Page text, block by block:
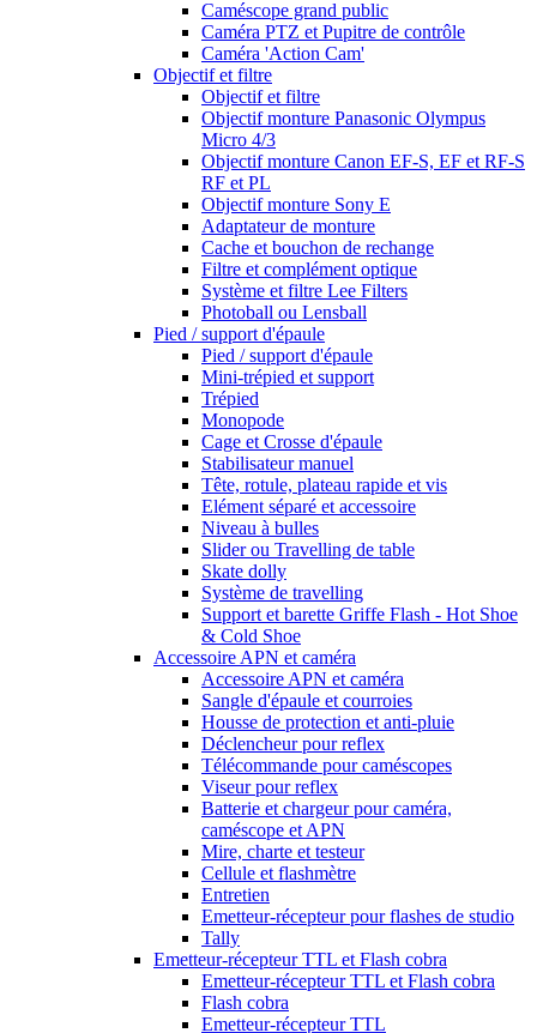
Caméscope grand public
Caméra PTZ et Pupitre de contrôle
Caméra 'Action Cam'
Objectif et filtre
Objectif et filtre
Objectif monture Panasonic Olympus
Micro 4/3
Objectif monture Canon EF-S, EF et RF-S
RF et PL
Objectif monture Sony E
Adaptateur de monture
Cache et bouchon de rechange
Filtre et complément optique
Système et filtre Lee Filters
Photoball ou Lensball
Pied / support d'épaule
Pied / support d'épaule
Mini-trépied et support
Trépied
Monopode
Cage et Crosse d'épaule
Stabilisateur manuel
Tête, rotule, plateau rapide et vis
Elément séparé et accessoire
Niveau à bulles
Slider ou Travelling de table
Skate dolly
Système de travelling
Support et barette Griffe Flash - Hot Shoe
& Cold Shoe
Accessoire APN et caméra
Accessoire APN et caméra
Sangle d'épaule et courroies
Housse de protection et anti-pluie
Déclencheur pour reflex
Télécommande pour caméscopes
Viseur pour reflex
Batterie et chargeur pour caméra,
caméscope et APN
Mire, charte et testeur
Cellule et flashmètre
Entretien
Emetteur-récepteur pour flashes de studio
Tally
Emetteur-récepteur TTL et Flash cobra
Emetteur-récepteur TTL et Flash cobra
Flash cobra
Emetteur-récepteur TTL